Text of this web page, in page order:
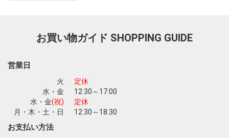
お買い物ガイド SHOPPING GUIDE
営業日
火
定休
水・金
12:30～17:00
水・金(祝)
定休
月・木・土・日
12:30～18:30
お支払い方法